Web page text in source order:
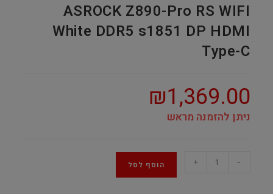
ASROCK Z890-Pro RS WIFI
White DDR5 s1851 DP HDMI
Type-C
₪1,369.00
ניתן להזמנה מראש
-
+ הוסף לסל